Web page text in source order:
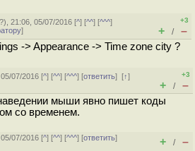
), 21:06, 05/07/2016 [^] [^^] [^^^]
]
+3
+ / –
-> Appearance -> Time zone city ?
07/2016 [^] [^^] [^^^] [ответить][↑]
+3
+ / –
мыши явно пишет коды
со временем.
07/2016 [^] [^^] [^^^] [ответить]
+ / –